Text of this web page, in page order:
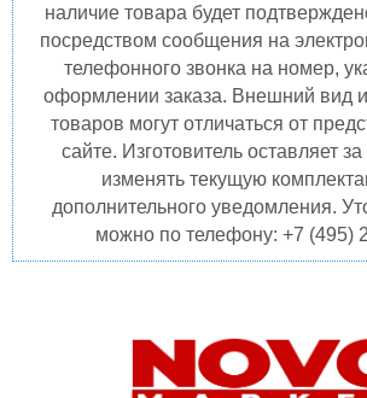
наличие товара будет
посредством сообщения на
телефонного звонка на номер,
оформлении заказа. Внешний вид
товаров могут отличаться от
сайте. Изготовитель оставляет
изменять текущую
дополнительного уведомления.
можно по телефону: +7 (495)